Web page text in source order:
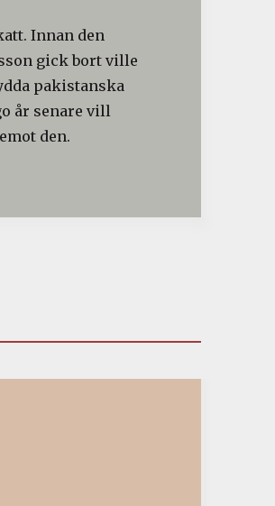
Innan den
gick bort ville
pakistanska
år senare vill
den.